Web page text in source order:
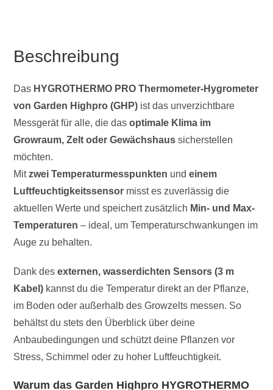
Beschreibung
Das HYGROTHERMO PRO Thermometer-Hygrometer
von Garden Highpro (GHP) ist das unverzichtbare
Messgerät für alle, die dasoptimale Klima im
Growraum, Zelt oder Gewächshaus sicherstellen
möchten.
Mitzwei Temperaturmesspunkten undeinem
Luftfeuchtigkeitssensor misst es zuverlässig die
aktuellen Werte und speichert zusätzlich Min- und Max-
Temperaturen – ideal, um Temperaturschwankungen im
Auge zu behalten.
Dank desexternen, wasserdichten Sensors (3 m
Kabel) kannst du die Temperatur direkt an der Pflanze,
im Boden oder außerhalb des Growzelts messen. So
behältst du stets den Überblick über deine
Anbaubedingungen und schützt deine Pflanzen vor
Stress, Schimmel oder zu hoher Luftfeuchtigkeit.
Warum das Garden Highpro HYGROTHERMO